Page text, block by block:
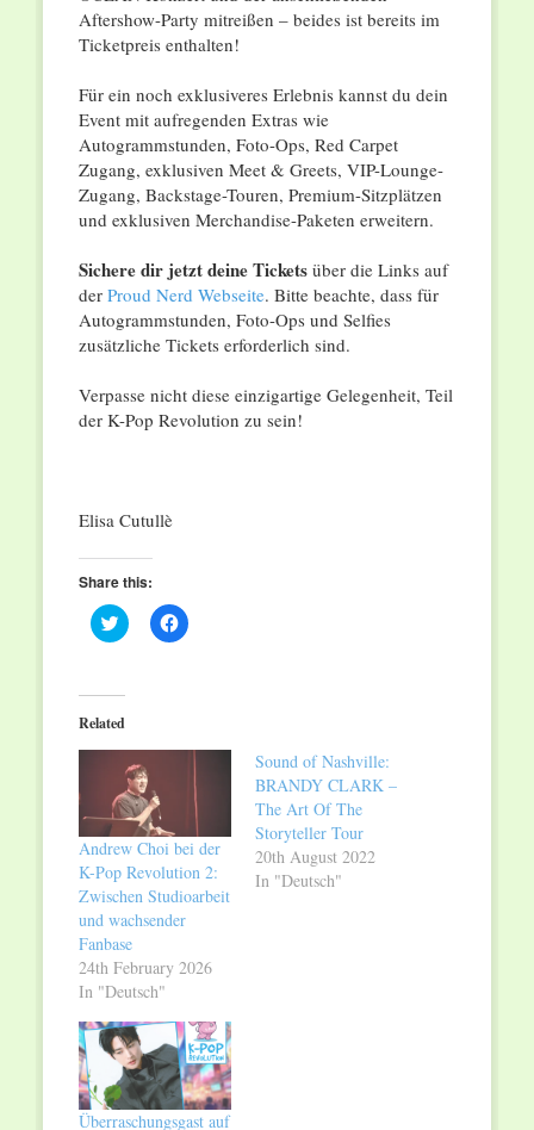
Aftershow-Party mitreißen – beides ist bereits im
Ticketpreis enthalten!
Für ein noch exklusiveres Erlebnis kannst du dein
Event mit aufregenden Extras wie
Autogrammstunden, Foto-Ops, Red Carpet
Zugang, exklusiven Meet & Greets, VIP-Lounge-
Zugang, Backstage-Touren, Premium-Sitzplätzen
und exklusiven Merchandise-Paketen erweitern.
Sichere dir jetzt deine Ticketsüber die Links auf
der Proud Nerd Webseite. Bitte beachte, dass für
Autogrammstunden, Foto-Ops und Selfies
zusätzliche Tickets erforderlich sind.
Verpasse nicht diese einzigartige Gelegenheit, Teil
der K-Pop Revolution zu sein!
Elisa Cutullè
Share this:
Click
to
(Opens
in
new
Click
to
Related
Andrew Choi bei der
K-Pop Revolution 2:
Zwischen Studioarbeit
und wachsender
Fanbase
24th February 2026
In "Deutsch"
Sound of Nashville:
BRANDY CLARK –
The Art Of The
Storyteller Tour
20th August 2022
In "Deutsch"
Überraschungsgast auf